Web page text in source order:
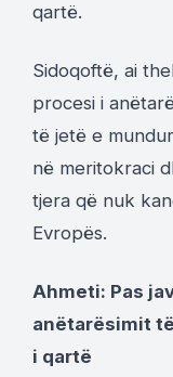
qartë.
Sidoqoftë, ai
procesi i
të jetë e
në meritokraci
tjera që nuk
Evropës.
Ahmeti: Pas
anëtarësimit
i qartë